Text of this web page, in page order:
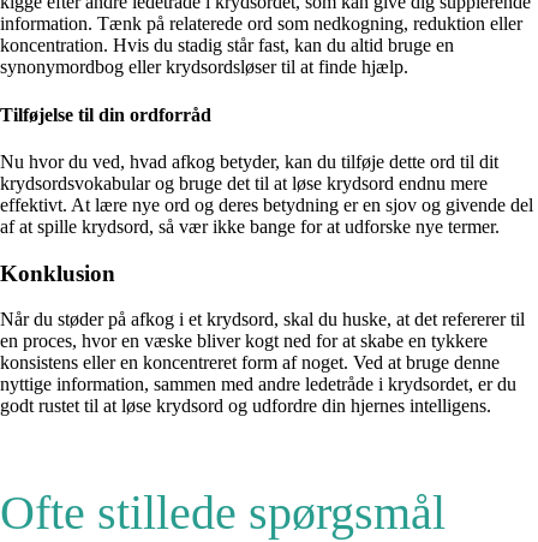
information. Tænk på relaterede ord som nedkogning, reduktion eller
koncentration. Hvis du stadig står fast, kan du altid bruge en
synonymordbog eller krydsordsløser til at finde hjælp.
Tilføjelse til din ordforråd
Nu hvor du ved, hvad afkog betyder, kan du tilføje dette ord til dit
krydsordsvokabular og bruge det til at løse krydsord endnu mere
effektivt. At lære nye ord og deres betydning er en sjov og givende del
af at spille krydsord, så vær ikke bange for at udforske nye termer.
Konklusion
Når du støder på afkog i et krydsord, skal du huske, at det refererer til
en proces, hvor en væske bliver kogt ned for at skabe en tykkere
konsistens eller en koncentreret form af noget. Ved at bruge denne
nyttige information, sammen med andre ledetråde i krydsordet, er du
godt rustet til at løse krydsord og udfordre din hjernes intelligens.
Ofte stillede spørgsmål